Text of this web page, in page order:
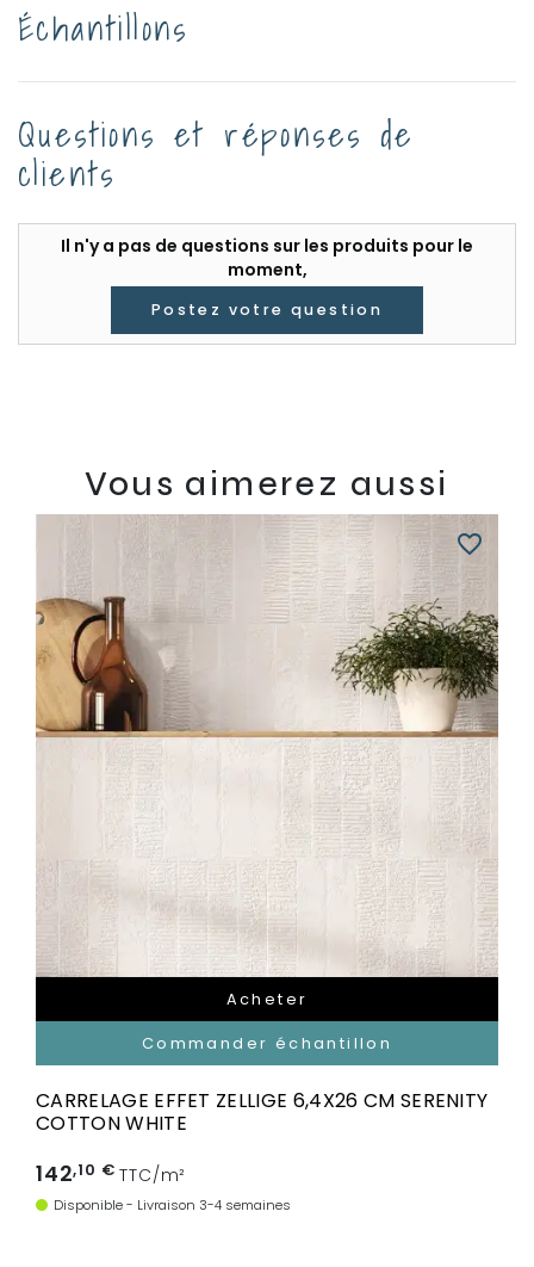
Échantillons
Questions et réponses de
clients
Il n'y a pas de questions sur les produits pour le
moment,
Postez votre question
Vous aimerez aussi
Acheter
Commander échantillon
favorite_border
CARRELAGE EFFET ZELLIGE 6,4X26 CM SERENITY
COTTON WHITE
142,10 € TTC/m²
Disponible - Livraison 3-4 semaines